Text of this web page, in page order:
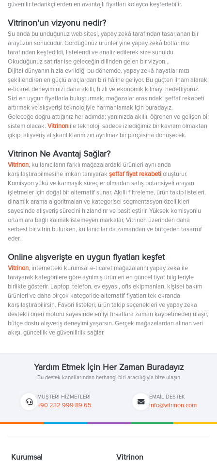
güvenilir tedarikçilerden en avantajlı fiyatları kolayca keşfedebilir.
Vitrinon'un vizyonu nedir?
Şu anda bulunduğunuz web sitesi, yapay zekâ tarafından tasarlanan bir
arayüzün sonucudur. Gördüğünüz ürünler yine yapay zekâ botlarımız
tarafından keşfedildi, listelendi ve analiz edilerek size sunuldu.
Okuduğunuz satırlar ise geleceğin dilinden gelen bir vizyon…
Dijital dünyanın hızla evrildiği bu dönemde, yapay zekâ hayatlarımızı
şekillendiren en güçlü araçlardan biri hâline geliyor. Bu güçten ilham alarak,
e-ticaret deneyiminizi daha akıllı, hızlı ve ekonomik kılmayı hedefliyoruz.
Sizi en uygun fiyatlarla buluşturmak, mağazalar arasındaki şeffaf rekabeti
artırmak ve alışverişi teknolojiyle harmanlamak için buradayız.
Geleceğe doğru attığınız her adımda; yanınızda akıllı, öğrenen ve gelişen bir
sistem olacak. Vitrinon ile teknoloji sadece izlediğimiz bir kavram olmaktan
çıkıp, alışveriş alışkanlıklarımızın ayrılmaz bir parçasına dönüşecek.
Vitrinon Ne Avantaj Sağlar?
Vitrinon, kullanıcıların farklı mağazalardaki ürünleri aynı anda
karşılaştırabilmesine imkan tanıyarak şeffaf fiyat rekabetioluşturur.
Komisyon yükü ve karmaşık süreçler olmadan satış potansiyeli arayan
işletmeler için doğal bir alternatif sunar. Akıllı filtreleme, ürün takip listeleri,
dinamik arama algoritmaları ve kategorisel segmentasyon özellikleri
sayesinde alışveriş sürecini hızlandırır ve basitleştirir. Yüksek komisyonlu
ortamlara bağlı kalmak istemeyen markalar, Vitrinon üzerinden daha
serbest bir vitrin bulurken, kullanıcılar da zamandan ve bütçeden tasarruf
eder.
Online alışverişte en uygun fiyatları keşfet
Vitrinon, internetteki kurumsal e-ticaret mağazalarını yapay zeka ile
tarayarak kategorilere göre ayrılmış ürünleri en güncel fiyat bilgileriyle
birlikte gösterir. Laptop, telefon, ev eşyası, ofis ekipmanları, kişisel bakım
ürünleri ve daha birçok kategoride alternatif fiyatları tek ekranda
karşılaştırabilirsin. Favori listeleri, ürün takip seçenekleri ve yapay zeka
destekli öneri motoru sayesinde en iyi fırsatlara zaman kaybetmeden ulaşır,
bütçe dostu alışveriş deneyimi yaşarsın. Gerçek mağazalardan alınan veri
akışı, güncellik ve güvenilirlik sağlar.
Yardım Etmek İçin Her Zaman Buradayız
Bu destek kanallarından herhangi biri aracılığıyla bize ulaşın
MÜŞTERI HIZMETLERI
+90 232 999 89 65
EMAIL DESTEK
info@vitrinon.com
Kurumsal Vitrinon